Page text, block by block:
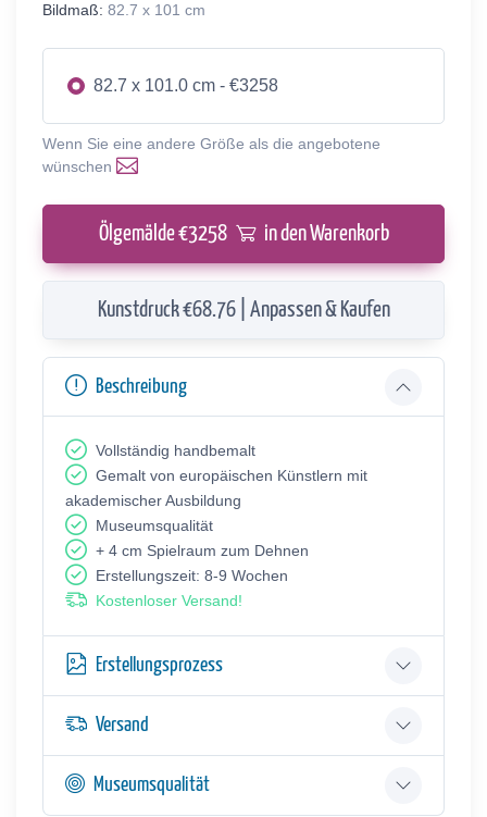
Bildmaß: 82.7 x 101 cm
82.7 x 101.0 cm - €3258
Wenn Sie eine andere Größe als die angebotene
wünschen
Ölgemälde €3258 in den Warenkorb
Kunstdruck €68.76 | Anpassen & Kaufen
Beschreibung
Vollständig handbemalt
Gemalt von europäischen Künstlern mit
akademischer Ausbildung
Museumsqualität
+ 4 cm Spielraum zum Dehnen
Erstellungszeit: 8-9 Wochen
Kostenloser Versand!
Erstellungsprozess
Versand
Museumsqualität